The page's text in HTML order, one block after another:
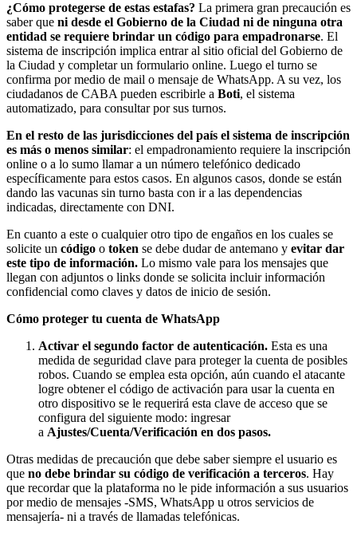
¿Cómo protegerse de estas estafas? La primera gran precaución es
saber que ni desde el Gobierno de la Ciudad ni de ninguna otra
entidad se requiere brindar un código para empadronarse. El
sistema de inscripción implica entrar al sitio oficial del Gobierno de
la Ciudad y completar un formulario online. Luego el turno se
confirma por medio de mail o mensaje de WhatsApp. A su vez, los
ciudadanos de CABA pueden escribirle a Boti, el sistema
automatizado, para consultar por sus turnos.
En el resto de las jurisdicciones del país el sistema de inscripción
es más o menos similar: el empadronamiento requiere la inscripción
online o a lo sumo llamar a un número telefónico dedicado
específicamente para estos casos. En algunos casos, donde se están
dando las vacunas sin turno basta con ir a las dependencias
indicadas, directamente con DNI.
En cuanto a este o cualquier otro tipo de engaños en los cuales se
solicite un código o token se debe dudar de antemano y evitar dar
este tipo de información. Lo mismo vale para los mensajes que
llegan con adjuntos o links donde se solicita incluir información
confidencial como claves y datos de inicio de sesión.
Cómo proteger tu cuenta de WhatsApp
Activar el segundo factor de autenticación. Esta es una
medida de seguridad clave para proteger la cuenta de posibles
robos. Cuando se emplea esta opción, aún cuando el atacante
logre obtener el código de activación para usar la cuenta en
otro dispositivo se le requerirá esta clave de acceso que se
configura del siguiente modo: ingresar
a Ajustes/Cuenta/Verificación en dos pasos.
Otras medidas de precaución que debe saber siempre el usuario es
que no debe brindar su código de verificación a terceros. Hay
que recordar que la plataforma no le pide información a sus usuarios
por medio de mensajes -SMS, WhatsApp u otros servicios de
mensajería- ni a través de llamadas telefónicas.